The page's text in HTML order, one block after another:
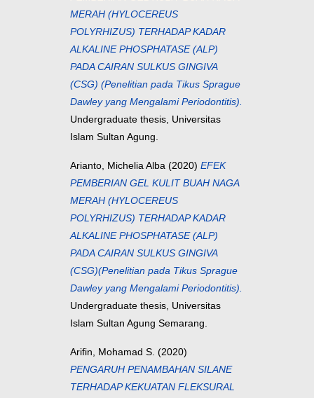
MERAH (HYLOCEREUS
POLYRHIZUS) TERHADAP KADAR
ALKALINE PHOSPHATASE (ALP)
PADA CAIRAN SULKUS GINGIVA
(CSG) (Penelitian pada Tikus Sprague
Dawley yang Mengalami Periodontitis).
Undergraduate thesis, Universitas
Islam Sultan Agung.
Arianto, Michelia Alba (2020) EFEK
PEMBERIAN GEL KULIT BUAH NAGA
MERAH (HYLOCEREUS
POLYRHIZUS) TERHADAP KADAR
ALKALINE PHOSPHATASE (ALP)
PADA CAIRAN SULKUS GINGIVA
(CSG)(Penelitian pada Tikus Sprague
Dawley yang Mengalami Periodontitis).
Undergraduate thesis, Universitas
Islam Sultan Agung Semarang.
Arifin, Mohamad S. (2020)
PENGARUH PENAMBAHAN SILANE
TERHADAP KEKUATAN FLEKSURAL